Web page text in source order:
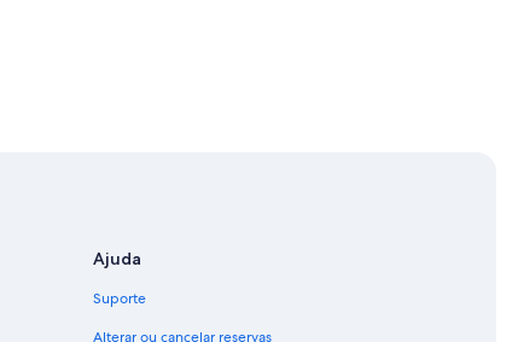
Ajuda
Suporte
Alterar ou cancelar reservas